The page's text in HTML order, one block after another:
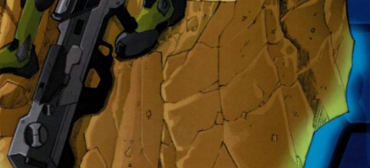
Publicação Original
Prémios
Programas e Catálogos
Publicações em periódicos